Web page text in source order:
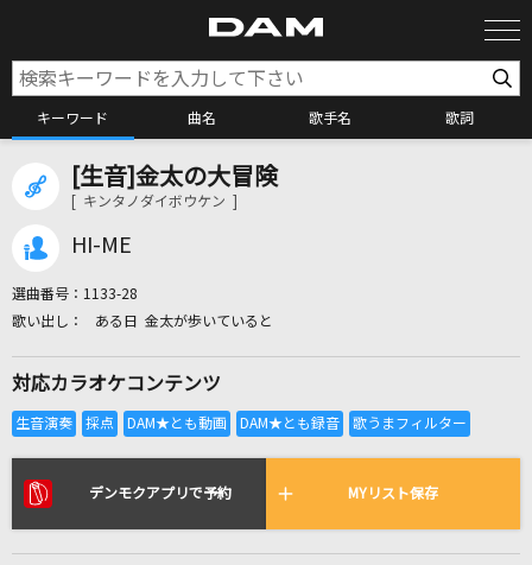
キーワード 曲名 歌手名 歌詞
カラオケ検索
全国りれき
リアルタイムで歌われている曲の一覧
[生音]金太の大冒険
[ キンタノダイボウケン ]
HI-ME
選曲番号： 1133-28
ある日 金太が歩いていると
対応カラオケコンテンツ
デンモクアプリで予約 MYリスト保存